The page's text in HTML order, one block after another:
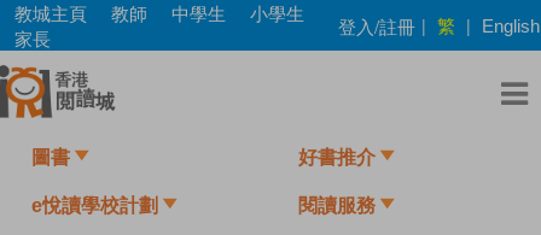
Skip
main
content
教城主頁 教師 中學生
小學生
家長
登入/註冊 | 繁 | English
圖書 好書推介
e悅讀學校計劃 閱讀服務